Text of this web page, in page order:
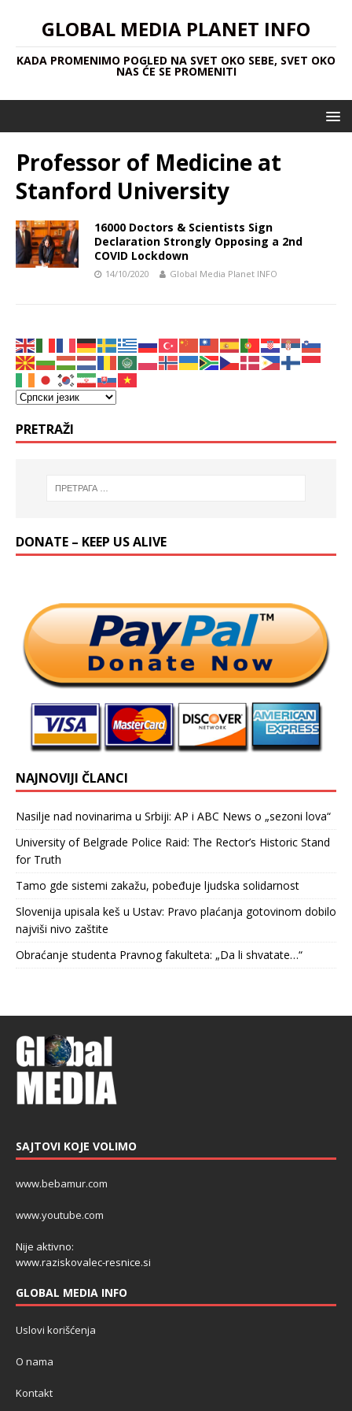
GLOBAL MEDIA PLANET INFO
KADA PROMENIMO POGLED NA SVET OKO SEBE, SVET OKO
NAS ĆE SE PROMENITI
Professor of Medicine at
Stanford University
16000 Doctors & Scientists Sign
Declaration Strongly Opposing a 2nd
COVID Lockdown
14/10/2020 Global Media Planet INFO
PRETRAŽI
DONATE – KEEP US ALIVE
NAJNOVIJI ČLANCI
Nasilje nad novinarima u Srbiji: AP i ABC News o „sezoni lova“
University of Belgrade Police Raid: The Rector’s Historic Stand
for Truth
Tamo gde sistemi zakažu, pobeđuje ljudska solidarnost
Slovenija upisala keš u Ustav: Pravo plaćanja gotovinom dobilo
najviši nivo zaštite
Obraćanje studenta Pravnog fakulteta: „Da li shvatate…“
SAJTOVI KOJE VOLIMO
www.bebamur.com
www.youtube.com
Nije aktivno:
www.raziskovalec-resnice.si
GLOBAL MEDIA INFO
Uslovi korišćenja
O nama
Kontakt